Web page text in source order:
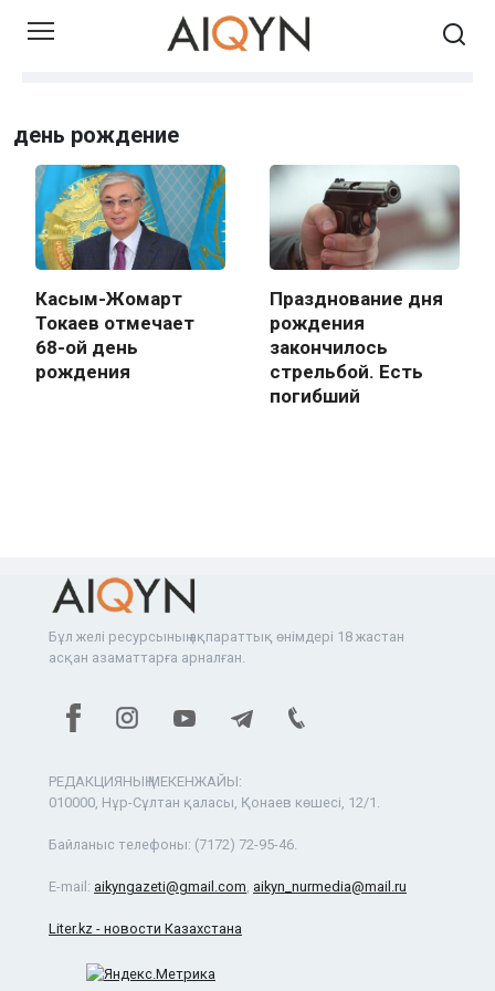
Skip
день рождение
Касым-Жомарт
Токаев отмечает
68-ой день
рождения
Празднование дня
рождения
закончилось
стрельбой. Есть
погибший
Бұл желі ресурсының ақпараттық өнімдері 18 жастан
асқан азаматтарға арналған.
РЕДАКЦИЯНЫҢ МЕКЕНЖАЙЫ:
010000, Нұр-Сұлтан қаласы, Қонаев көшесі, 12/1.
Байланыс телефоны: (7172) 72-95-46.
E-mail: aikyngazeti@gmail.com aikyn_nurmedia@mail.ru
Liter.kz - новости Казахстана